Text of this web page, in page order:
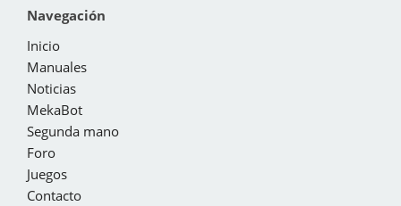
Navegación
Inicio
Manuales
Noticias
MekaBot
Segunda mano
Foro
Juegos
Contacto